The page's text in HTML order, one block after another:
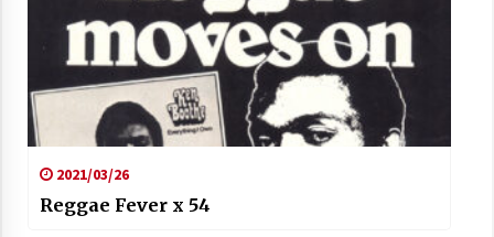
2021/03/26
Reggae Fever x 54